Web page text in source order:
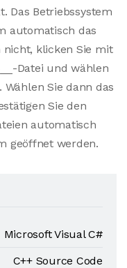
Das Betriebssystem
automatisch das
nicht, klicken Sie mit
Datei und wählen
. Wählen Sie dann das
Sie den
automatisch
geöffnet werden.
Microsoft Visual C#
C++ Source Code